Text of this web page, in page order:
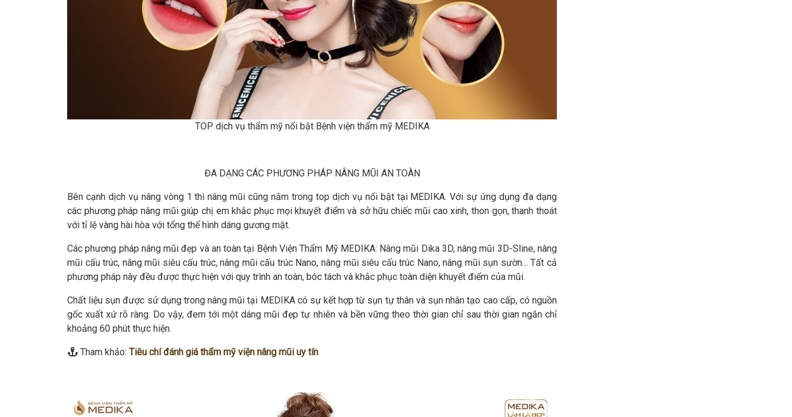
TOP dịch vụ thẩm mỹ nổi bật Bệnh viện thẩm mỹ MEDIKA
ĐA DẠNG CÁC PHƯƠNG PHÁP NÂNG MŨI AN TOÀN
Bên cạnh dịch vụ nâng vòng 1 thì nâng mũi cũng nằm trong top dịch vụ nổi bật tại MEDIKA. Với sự ứng dụng đa dạng
các phương pháp nâng mũi giúp chị em khắc phục mọi khuyết điểm và sở hữu chiếc mũi cao xinh, thon gọn, thanh thoát
với tỉ lệ vàng hài hòa với tổng thể hình dáng gương mặt.
Các phương pháp nâng mũi đẹp và an toàn tại Bệnh Viện Thẩm Mỹ MEDIKA: Nâng mũi Dika 3D, nâng mũi 3D-Sline, nâng
mũi cấu trúc, nâng mũi siêu cấu trúc, nâng mũi cấu trúc Nano, nâng mũi siêu cấu trúc Nano, nâng mũi sụn sườn… Tất cả
phương pháp này đều được thực hiện với quy trình an toàn, bóc tách và khắc phục toàn diện khuyết điểm của mũi.
Chất liệu sụn được sử dụng trong nâng mũi tại MEDIKA có sự kết hợp từ sụn tự thân và sụn nhân tạo cao cấp, có nguồn
gốc xuất xứ rõ ràng. Do vậy, đem tới một dáng mũi đẹp tự nhiên và bền vững theo thời gian chỉ sau thời gian ngắn chỉ
khoảng 60 phút thực hiện.
Tham khảo: Tiêu chí đánh giá thẩm mỹ viện nâng mũi uy tín